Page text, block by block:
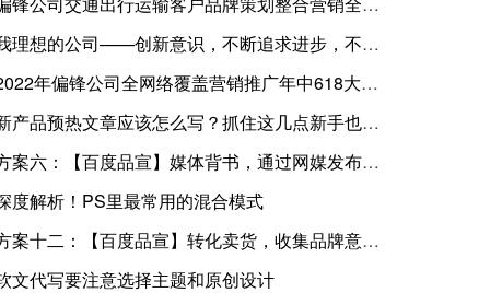
理想的公司——创新意识，不断追求进步，不会固步自封
年偏锋公司全网络覆盖营销推广年中618大促活动
产品预热文章应该怎么写？抓住这几点新手也能写
案六：【百度品宣】媒体背书，通过网媒发布宣传推广曝光品牌
度解析！PS里最常用的混合模式
案十二：【百度品宣】转化卖货，收集品牌意向客户线索和下单转化业绩
文代写要注意选择主题和原创设计